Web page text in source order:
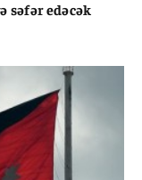
səfər edəcək